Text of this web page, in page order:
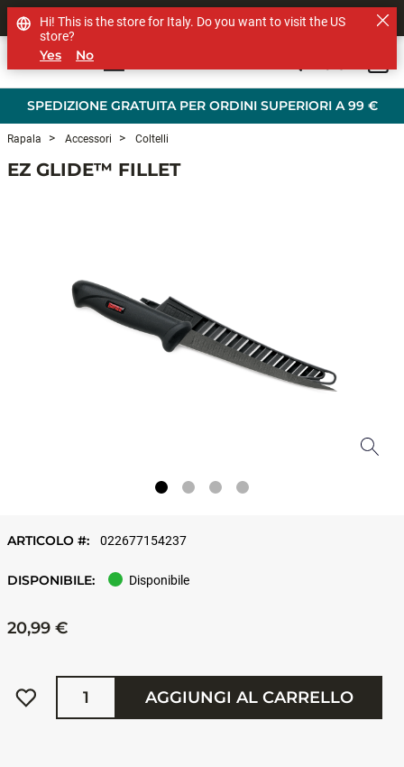
SPEDIZIONE GRATUITA PER ORDINI SUPERIORI A 99 €
SHOP OTHER BRANDS
Rapala Accessori Coltelli
EZ GLIDE™ FILLET
ARTICOLO #: 022677154237
DISPONIBILE: Disponibile
20,99 €
Quantità
AGGIUNGI AL CARRELLO
Hi! This is the store for Italy. Do you want to visit the US
store?
Yes No